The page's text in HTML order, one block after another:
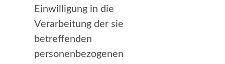
Einwilligung in die
Verarbeitung der sie
betreffenden
personenbezogenen